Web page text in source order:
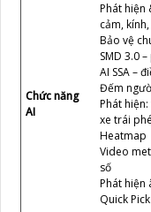
Chức năng
AI
Phát hiện
cảm,
Bảo vệ
SMD 3.0
AI SSA –
Đếm
Phát
xe trái
Heatmap
Video
số
Phát hiện
Quick Pick